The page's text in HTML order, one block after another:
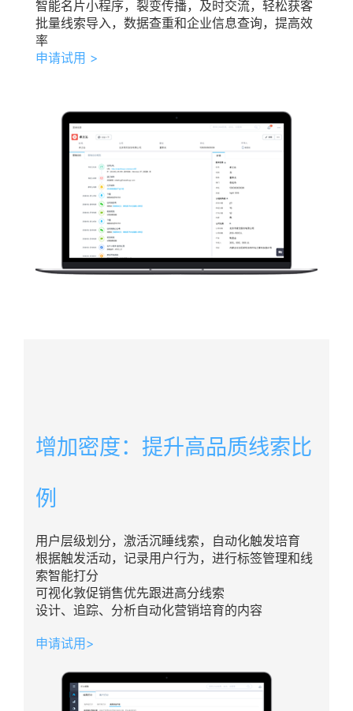
智能名片小程序，裂变传播，及时交流，轻松获客
批量线索导入，数据查重和企业信息查询，提高效
率
申请试用 >
增加密度：提升高品质线索比
例
用户层级划分，激活沉睡线索，自动化触发培育
根据触发活动，记录用户行为，进行标签管理和线
索智能打分
可视化敦促销售优先跟进高分线索
设计、追踪、分析自动化营销培育的内容
申请试用>